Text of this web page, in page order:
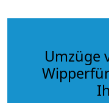
Umzüge